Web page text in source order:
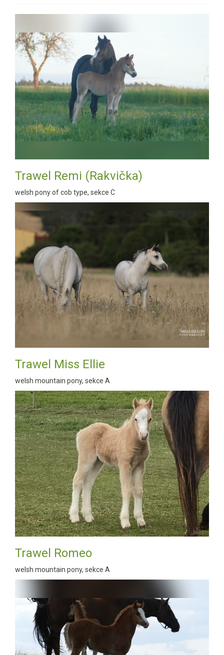
Trawel Remi (Rakvička)
welsh pony of cob type, sekce C
Trawel Miss Ellie
welsh mountain pony, sekce A
Trawel Romeo
welsh mountain pony, sekce A